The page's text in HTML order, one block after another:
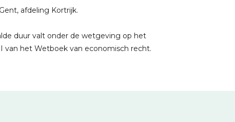
afdeling Kortrijk.
duur valt onder de wetgeving op het
van het Wetboek van economisch recht.